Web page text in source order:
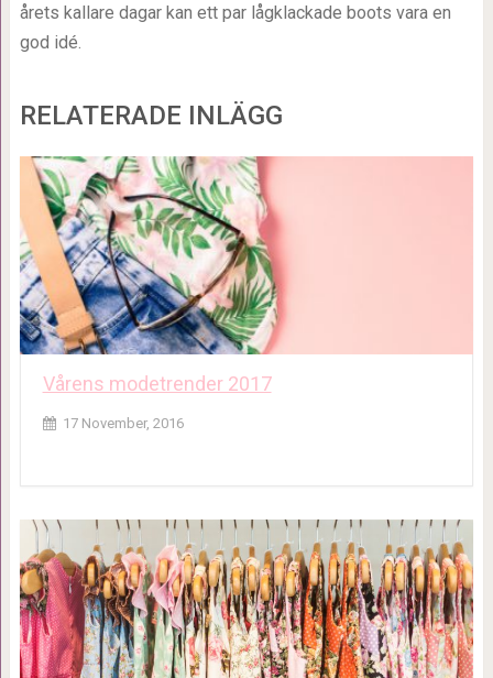
årets kallare dagar kan ett par lågklackade boots vara en
god idé.
RELATERADE INLÄGG
Vårens modetrender 2017
17 November, 2016